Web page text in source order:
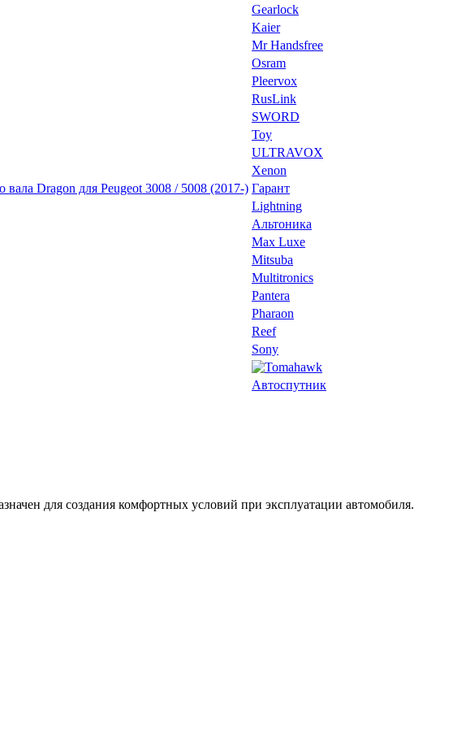
Gearlock
Kaier
Mr Handsfree
Osram
Pleervox
RusLink
SWORD
Toy
ULTRAVOX
Xenon
Dragon для Peugeot 3008 / 5008 (2017-) Гарант
Lightning
Альтоника
Max Luxe
Mitsuba
Multitronics
Pantera
Pharaon
Reef
Sony
Автоспутник
для создания комфортных условий при эксплуатации автомобиля.